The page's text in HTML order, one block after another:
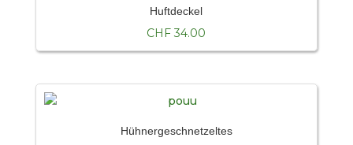
Huftdeckel
CHF34.00
Hühnergeschnetzeltes